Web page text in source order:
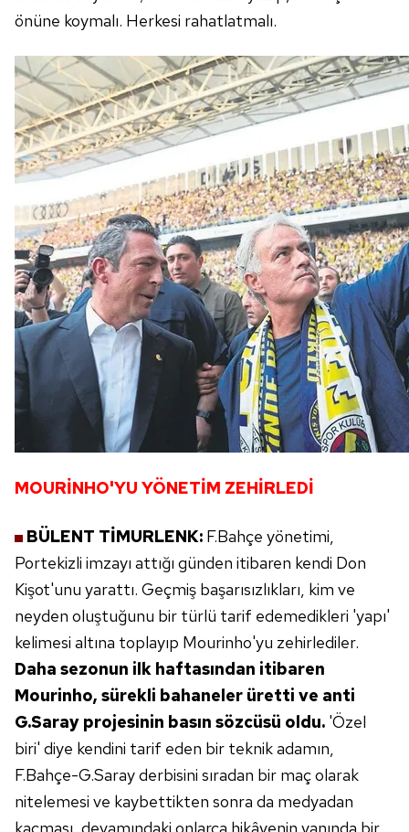
önüne koymalı. Herkesi rahatlatmalı.
MOURİNHO'YU YÖNETİM ZEHİRLEDİ
BÜLENT TİMURLENK: F.Bahçe yönetimi,
Portekizli imzayı attığı günden itibaren kendi Don
Kişot'unu yarattı. Geçmiş başarısızlıkları, kim ve
neyden oluştuğunu bir türlü tarif edemedikleri 'yapı'
kelimesi altına toplayıp Mourinho'yu zehirlediler.
Daha sezonun ilk haftasından itibaren
Mourinho, sürekli bahaneler üretti ve anti
G.Saray projesinin basın sözcüsü oldu. 'Özel
biri' diye kendini tarif eden bir teknik adamın,
F.Bahçe-G.Saray derbisini sıradan bir maçolarak
nitelemesi ve kaybettikten sonra da medyadan